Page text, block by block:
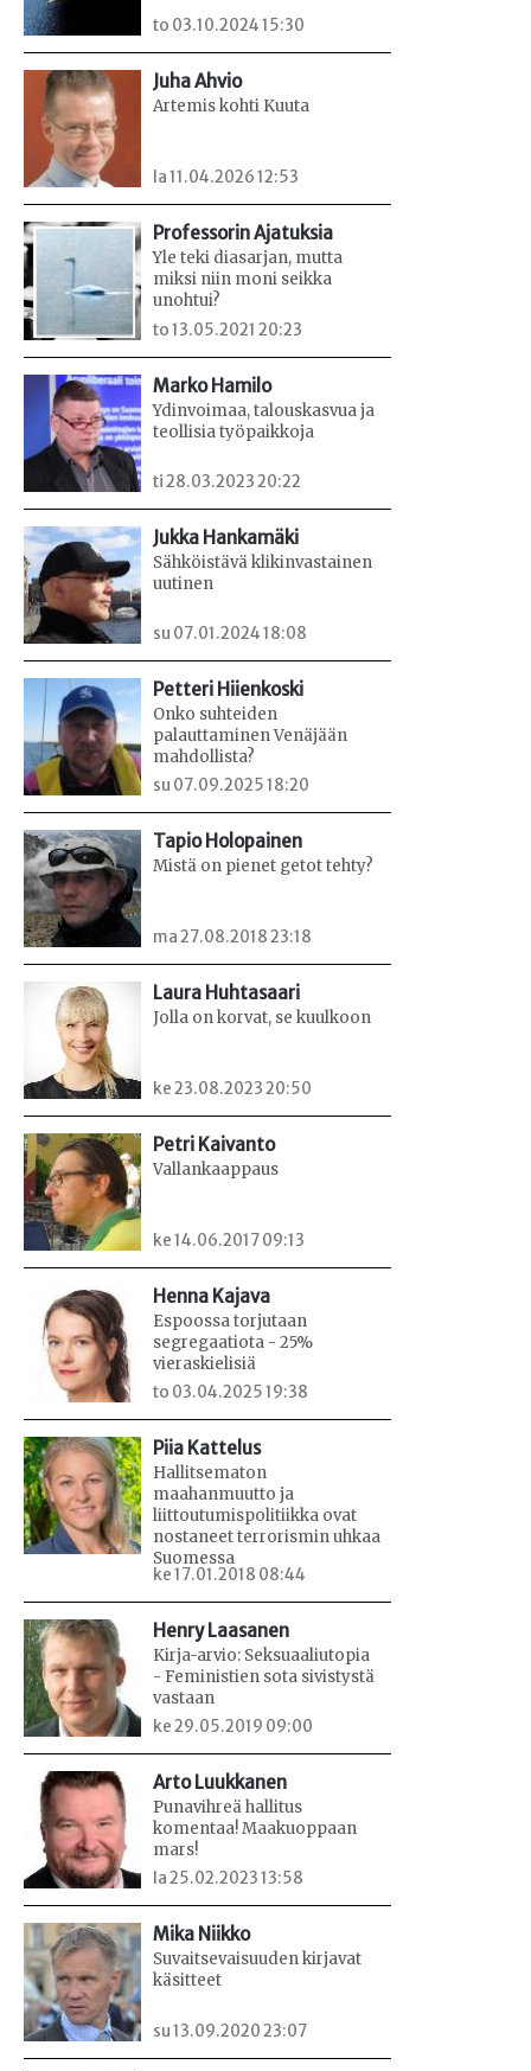
to 03.10.2024 15:30
Juha Ahvio
Artemis kohti Kuuta
la 11.04.2026 12:53
Professorin Ajatuksia
Yle teki diasarjan, mutta
miksi niin moni seikka
unohtui?
to 13.05.2021 20:23
Marko Hamilo
Ydinvoimaa, talouskasvua ja
teollisia työpaikkoja
ti 28.03.2023 20:22
Jukka Hankamäki
Sähköistävä klikinvastainen
uutinen
su 07.01.2024 18:08
Petteri Hiienkoski
Onko suhteiden
palauttaminen Venäjään
mahdollista?
su 07.09.2025 18:20
Tapio Holopainen
Mistä on pienet getot tehty?
ma 27.08.2018 23:18
Laura Huhtasaari
Jolla on korvat, se kuulkoon
ke 23.08.2023 20:50
Petri Kaivanto
Vallankaappaus
ke 14.06.2017 09:13
Henna Kajava
Espoossa torjutaan
segregaatiota - 25%
vieraskielisiä
to 03.04.2025 19:38
Piia Kattelus
Hallitsematon
maahanmuutto ja
liittoutumispolitiikka ovat
nostaneet terrorismin uhkaa
Suomessa
ke 17.01.2018 08:44
Henry Laasanen
Kirja-arvio: Seksuaaliutopia
- Feministien sota sivistystä
vastaan
ke 29.05.2019 09:00
Arto Luukkanen
Punavihreä hallitus
komentaa! Maakuoppaan
mars!
la 25.02.2023 13:58
Mika Niikko
Suvaitsevaisuuden kirjavat
käsitteet
su 13.09.2020 23:07